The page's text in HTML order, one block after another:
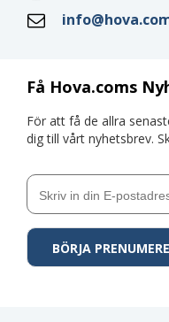
Få Hova.coms
För att få de allra
dig till vårt nyhetsbrev.